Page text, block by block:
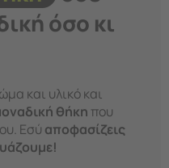
όσο κι
και υλικό και
θήκη που
Εσύ αποφασίζεις